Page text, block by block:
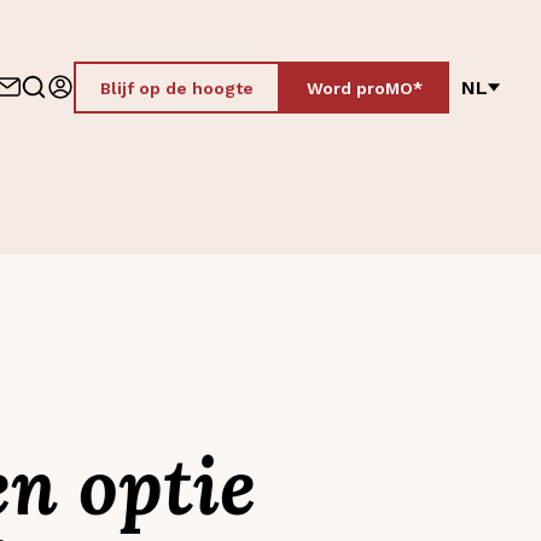
Blijf op de hoogte Word proMO* NL
optie